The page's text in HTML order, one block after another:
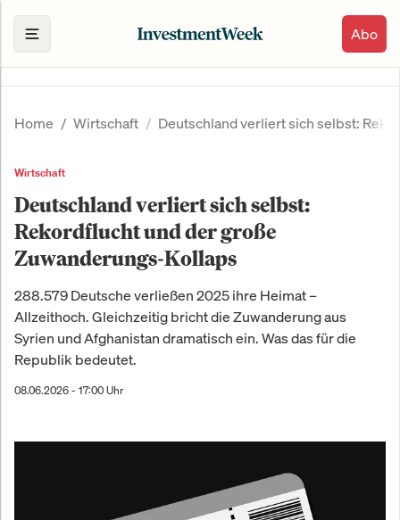
Abo
Home Wirtschaft Deutschland verliert sich selbst:
Wirtschaft
Deutschland verliert sich selbst:
Rekordflucht und der große
Zuwanderungs-Kollaps
288.579 Deutsche verließen 2025 ihre Heimat –
Allzeithoch. Gleichzeitig bricht die Zuwanderung aus
Syrien und Afghanistan dramatisch ein. Was das für die
Republik bedeutet.
08.06.2026 - 17:00 Uhr